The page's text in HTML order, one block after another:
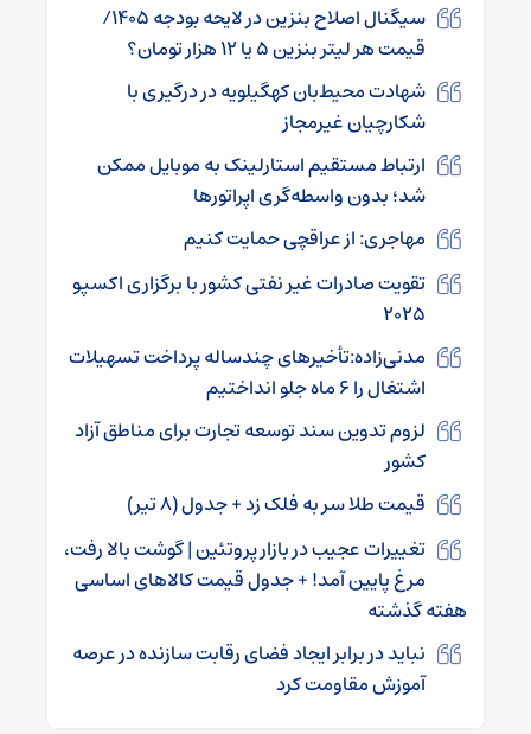
سیگنال اصلاح بنزین در لایحه بودجه ۱۴۰۵/
قیمت هر لیتر بنزین ۵ یا ۱۲ هزار تومان؟
شهادت محیط‌بان کهگیلویه در درگیری با
شکارچیان غیرمجاز
ارتباط مستقیم استارلینک به موبایل ممکن
شد؛ بدون واسطه‌گری اپراتورها
مهاجری: از عراقچی حمایت کنیم
تقویت صادرات غیر نفتی کشور با برگزاری اکسپو
۲۰۲۵
مدنی‌زاده:تأخیرهای چندساله پرداخت تسهیلات
اشتغال را ۶ ماه جلو انداختیم
لزوم تدوین سند توسعه تجارت برای مناطق آزاد
کشور
قیمت طلا سر به فلک زد + جدول (۸ تیر)
تغییرات عجیب در بازار پروتئین | گوشت بالا رفت،
مرغ پایین آمد! + جدول قیمت کالاهای اساسی
هفته گذشته
نباید در برابر ایجاد فضای رقابت سازنده در عرصه
آموزش مقاومت کرد